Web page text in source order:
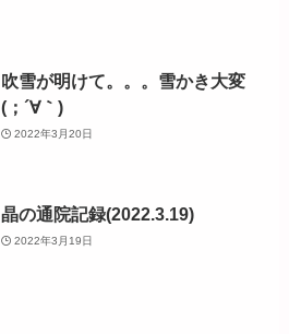
吹雪が明けて。。。雪かき大変
(；´∀｀)
2022年3月20日
晶の通院記録(2022.3.19)
2022年3月19日